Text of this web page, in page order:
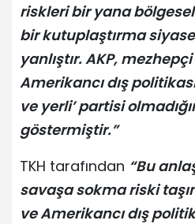
riskleri bir yana
bir kutuplaştırma
yanlıştır. AKP,
Amerikancı dış
ve yerli’ partisi
göstermiştir.”
TKH tarafından “Bu
savaşa sokma riski
ve Amerikancı dış